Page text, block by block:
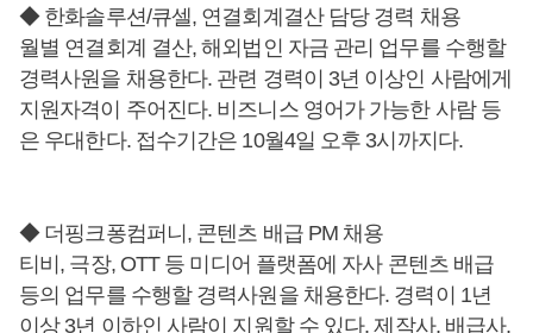
◆ 한화솔루션/큐셀, 연결회계결산 담당 경력 채용
월별 연결회계 결산, 해외법인 자금 관리 업무를 수행할
경력사원을 채용한다. 관련 경력이 3년 이상인 사람에게
지원자격이 주어진다. 비즈니스 영어가 가능한 사람 등
은 우대한다. 접수기간은 10월4일 오후 3시까지다.
◆ 더핑크퐁컴퍼니, 콘텐츠 배급 PM 채용
티비, 극장, OTT 등 미디어 플랫폼에 자사 콘텐츠 배급
등의 업무를 수행할 경력사원을 채용한다. 경력이 1년
이상 3년 이하인 사람이 지원할 수 있다. 제작사, 배급사,